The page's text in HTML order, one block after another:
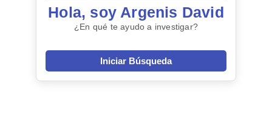
Hola, soy Argenis David
¿En qué te ayudo a investigar?
Iniciar Búsqueda